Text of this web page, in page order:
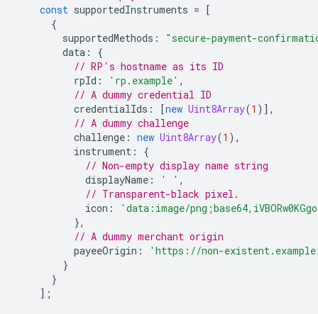
const supportedInstruments =
[
{
supportedMethods :
"secure-payment-
data :
{
// RP's hostname as its ID
rpId : 'rp.example' ,
// A dummy credential ID
credentialIds : [new Uint8Array(1 )],
// A dummy challenge
challenge : new Uint8Array(1 ),
instrument :
{
// Non-empty display name string
displayName : ' ' ,
// Transparent-black pixel.
icon :
'data:image/
},
// A dummy merchant origin
payeeOrigin :
'https://non-
}
}
];